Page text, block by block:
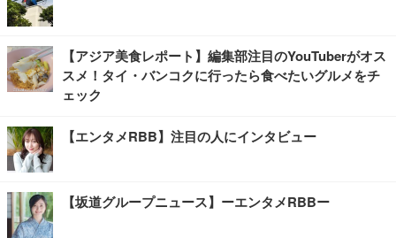
【アジア美食レポート】編集部注目のYouTuberがオス
スメ！タイ・バンコクに行ったら食べたいグルメをチ
ェック
【エンタメRBB】注目の人にインタビュー
【坂道グループニュース】ーエンタメRBBー